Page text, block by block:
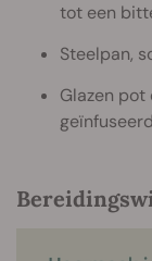
tot een
Steelpan,
Glazen